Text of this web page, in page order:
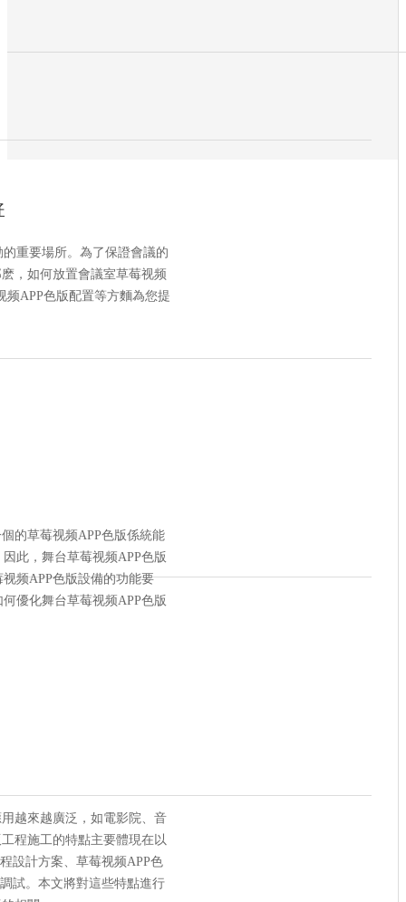
重要場所。為了保證會議的
，如何放置會議室草莓视频
频APP色版配置等方麵為您提
的草莓视频APP色版係統能
此，舞台草莓视频APP色版
频APP色版設備的功能要
優化舞台草莓视频APP色版
越來越廣泛，如電影院、音
程施工的特點主要體現在以
設計方案、草莓视频APP色
試。本文將對這些特點進行